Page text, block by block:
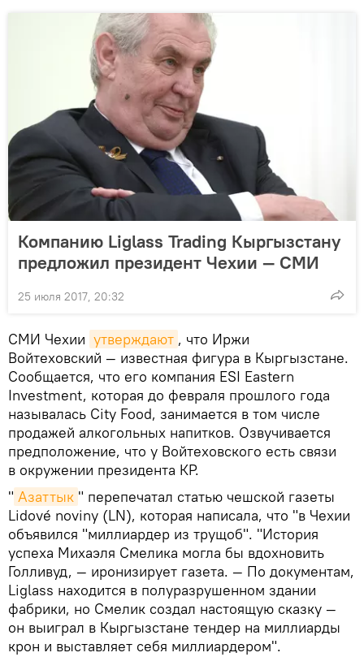
Компанию Liglass Trading Кыргызстану
предложил президент Чехии — СМИ
25 июля 2017, 20:32
СМИ Чехии утверждают , что Иржи
Войтеховский — известная фигура в Кыргызстане.
Сообщается, что его компания ESI Eastern
Investment, которая до февраля прошлого года
называлась City Food, занимается в том числе
продажей алкогольных напитков. Озвучивается
предположение, что у Войтеховского есть связи
в окружении президента КР.
" Азаттык " перепечатал статью чешской газеты
Lidové noviny (LN), которая написала, что "в Чехии
объявился "миллиардер из трущоб". "История
успеха Михаэля Смелика могла бы вдохновить
Голливуд, — иронизирует газета. — По документам,
Liglass находится в полуразрушенном здании
фабрики, но Смелик создал настоящую сказку —
он выиграл в Кыргызстане тендер на миллиарды
крон и выставляет себя миллиардером".